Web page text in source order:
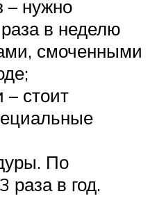
– нужно
в неделю
смоченными
– стоит
По
раза в год.